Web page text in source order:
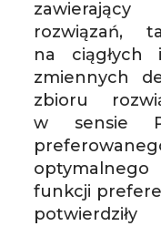
rozwiązań,
na ciągłych
zmiennych
zbioru
w sensie
funkcji